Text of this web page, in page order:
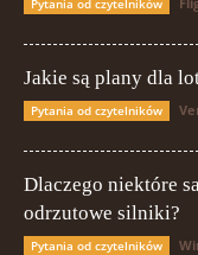
Pytania od czytelników
Jakie są plany dla
Pytania od czytelników
Dlaczego niektóre
odrzutowe silniki?
Pytania od czytelników